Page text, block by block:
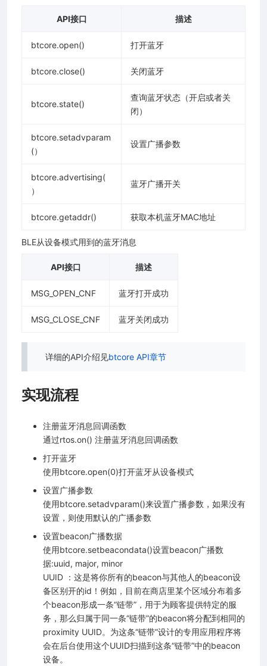
格式化）
buffer数据格式）
API接口 描述
btcore.open() 打开蓝牙
btcore.close() 关闭蓝牙
btcore.state()
查询蓝牙状态（开启或者关
闭）
btcore.setadvparam
(）
设置广播参数
btcore.advertising(
）
蓝牙广播开关
btcore.getaddr() 获取本机蓝牙MAC地址
BLE从设备模式用到的蓝牙消息
API接口 描述
MSG_OPEN_CNF 蓝牙打开成功
MSG_CLOSE_CNF 蓝牙关闭成功
详细的API介绍见btcore API章节
实现流程
注册蓝牙消息回调函数
通过rtos.on() 注册蓝牙消息回调函数
打开蓝牙
使用btcore.open(0)打开蓝牙从设备模式
设置广播参数
使用btcore.setadvparam()来设置广播参数，如果没有
设置，则使用默认的广播参数
设置beacon广播数据
使用btcore.setbeacondata()设置beacon广播数
据:uuid, major, minor
UUID ：这是将你所有的beacon与其他人的beacon设
备区别开的id！例如，目前在商店里某个区域分布着多
个beacon形成一条“链带”，用于为顾客提供特定的服
务，那么归属于同一条“链带”的beacon将分配到相同的
proximity UUID。为这条“链带”设计的专用应用程序将
会在后台使用这个UUID扫描到这条“链带”中的beacon
设备。